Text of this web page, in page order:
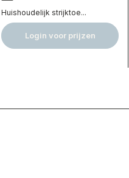
Huishoudelijk strijktoe...
Login voor prijzen